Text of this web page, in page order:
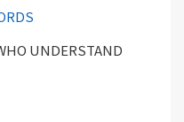
UNDERSTAND